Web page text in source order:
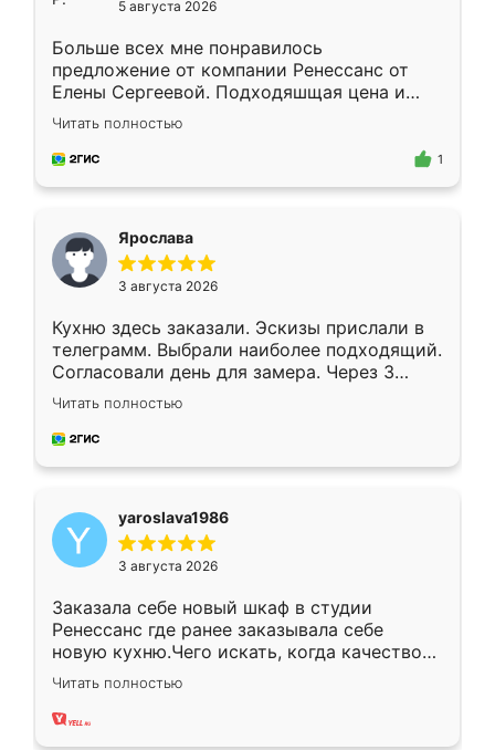
5 августа 2026
Больше всех мне понравилось
предложение от компании Ренессанс от
Елены Сергеевой. Подходяшщая цена и
короткие сроки изготовления. Приехавший
для замера сотрудник Владислав
предложил по моему эскизу самый
Читать полностью
1
Ярослава
3 августа 2026
Кухню здесь заказали. Эскизы прислали в
телеграмм. Выбрали наиболее подходящий.
Согласовали день для замера. Через 3
недели кухня была уже готова. Остались
довольны работой. Спасибо Ренессанс
мебель за качественную работу!
Читать полностью
yaroslava1986
3 августа 2026
Заказала себе новый шкаф в студии
Ренессанс где ранее заказывала себе
новую кухню.Чего искать, когда качеством
вполне довольна. Служит кухня уже почти
два года, нареканий нет.
Читать полностью